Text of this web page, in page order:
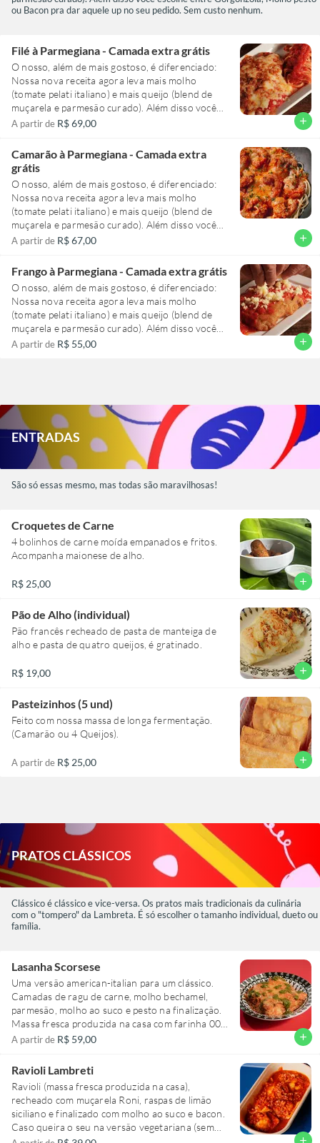
ou Bacon pra dar aquele up no seu pedido. Sem custo nenhum.
Filé à Parmegiana - Camada extra grátis
O nosso, além de mais gostoso, é diferenciado:
Nossa nova receita agora leva mais molho
(tomate pelati italiano) e mais queijo (blend de
muçarela e parmesão curado). Além disso você
escolhe entre Gorgonzola, Molho pesto ou
custo nenhum.
A partir de R$ 69,00 add
Camarão à Parmegiana - Camada extra
grátis
O nosso, além de mais gostoso, é diferenciado:
Nossa nova receita agora leva mais molho
(tomate pelati italiano) e mais queijo (blend de
muçarela e parmesão curado). Além disso você
escolhe entre Gorgonzola, Molho pesto ou
custo nenhum.
A partir de R$ 67,00 add
Frango à Parmegiana - Camada extra grátis
O nosso, além de mais gostoso, é diferenciado:
Nossa nova receita agora leva mais molho
(tomate pelati italiano) e mais queijo (blend de
muçarela e parmesão curado). Além disso você
escolhe entre Gorgonzola, Molho pesto ou
A partir de R$ 55,00 add
ENTRADAS
São só essas mesmo, mas todas são maravilhosas!
Croquetes de Carne
4 bolinhos de carne moída empanados e fritos.
Acompanha maionese de alho.
R$ 25,00 add
Pão de Alho (individual)
Pão francês recheado de pasta de manteiga de
alho e pasta de quatro queijos, é gratinado.
R$ 19,00 add
Pasteizinhos (5 und)
Feito com nossa massa de longa fermentação.
(Camarão ou 4 Queijos).
A partir de R$ 25,00 add
PRATOS CLÁSSICOS
Clássico é clássico e vice-versa. Os pratos mais tradicionais da culinária
com o "tompero" da Lambreta. É só escolher o tamanho individual, dueto ou
família.
Lasanha Scorsese
Uma versão american-italian para um clássico.
Camadas de ragu de carne, molho bechamel,
parmesão, molho ao suco e pesto na finalização.
Massa fresca produzida na casa com farinha 00
italiana.
A partir de R$ 59,00 add
Ravioli Lambreti
Ravioli (massa fresca produzida na casa),
recheado com muçarela Roni, raspas de limão
siciliano e finalizado com molho ao suco e bacon.
Caso queira o seu na versão vegetariana (sem
bacon), basta colocar na observação.
add